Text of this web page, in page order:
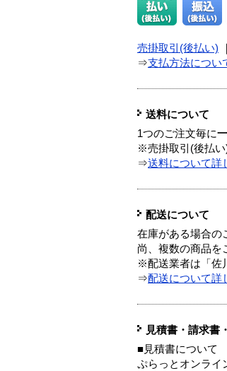
売掛取引(後払い)
⇒支払方法につい
送料について
1つのご注文毎に
※売掛取引(後払い
⇒送料について詳
配送について
在庫がある場合の
尚、複数の商品を
※配送業者は「佐
⇒配送について詳
見積書・請求書
■見積書について
ぷらっとオンライ